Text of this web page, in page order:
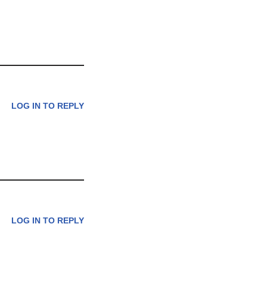
LOG IN TO REPLY
LOG IN TO REPLY